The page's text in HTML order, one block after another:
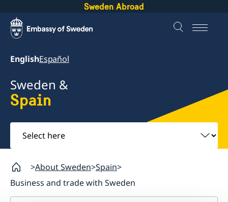
Sweden Abroad
EnglishEspañol
Sweden &
Spain
Select
here
About Sweden Spain
Business and trade with Sweden